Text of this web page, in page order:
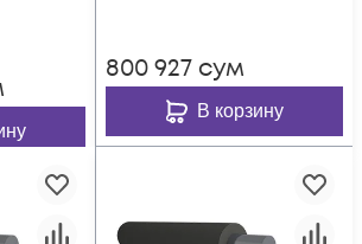
800 927 сум
В корзину